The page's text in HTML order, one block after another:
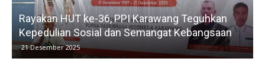
Rayakan HUT ke-36, PPI Karawang Teguhkan
Kepedulian Sosial dan Semangat Kebangsaan
21 Desember 2025